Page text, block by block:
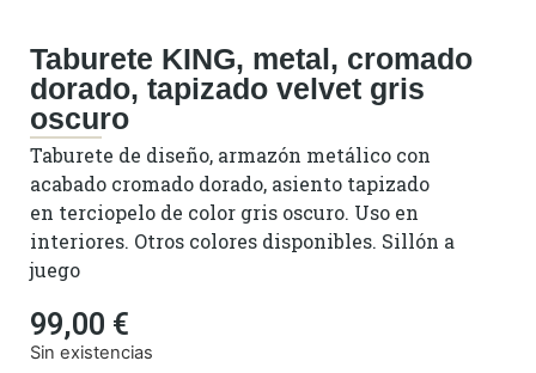
Taburete KING, metal, cromado
dorado, tapizado velvet gris
oscuro
Taburete de diseño, armazón metálico con
acabado cromado dorado, asiento tapizado
en terciopelo de color gris oscuro. Uso en
interiores. Otros colores disponibles. Sillón a
juego
99,00 €
Sin existencias